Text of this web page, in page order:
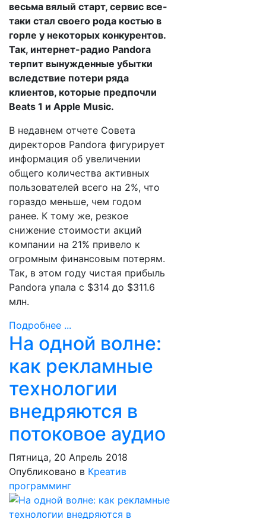
весьма вялый старт, сервис все-
таки стал своего рода костью в
горле у некоторых конкурентов.
Так, интернет-радио Pandora
терпит вынужденные убытки
вследствие потери ряда
клиентов, которые предпочли
Beats 1 и Apple Music.
В недавнем отчете Совета
директоров Pandora фигурирует
информация об увеличении
общего количества активных
пользователей всего на 2%, что
гораздо меньше, чем годом
ранее. К тому же, резкое
снижение стоимости акций
компании на 21% привело к
огромным финансовым потерям.
Так, в этом году чистая прибыль
Pandora упала с $314 до $311.6
млн.
Подробнее ...
На одной волне:
как рекламные
технологии
внедряются в
потоковое аудио
Пятница, 20 Апрель 2018
Опубликовано в Креатив
программинг